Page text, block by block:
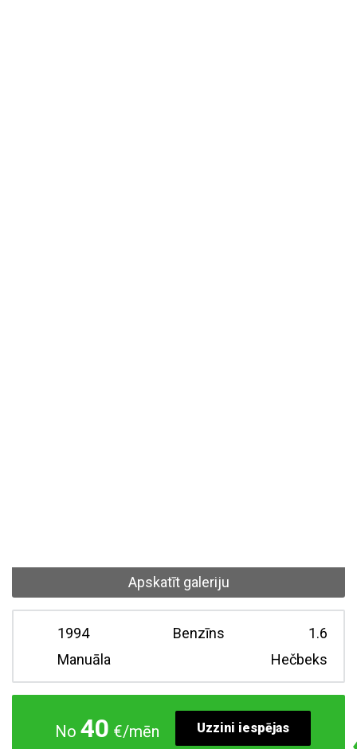
Apskatīt galeriju
1994 Benzīns
1.6
Manuāla
Hečbeks
No 40 €/mēn Uzzini iespējas